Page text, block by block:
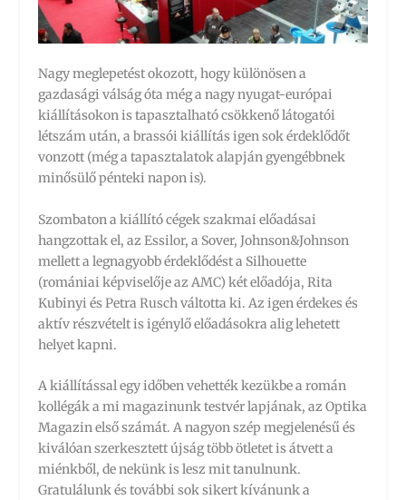
Nagy meglepetést okozott, hogy különösen a
gazdasági válság óta még a nagy nyugat-európai
kiállításokon is tapasztalható csökkenő látogatói
létszám után, a brassói kiállítás igen sok érdeklődőt
vonzott (még a tapasztalatok alapján gyengébbnek
minősülő pénteki napon is).
Szombaton a kiállító cégek szakmai előadásai
hangzottak el, az Essilor, a Sover, Johnson&Johnson
mellett a legnagyobb érdeklődést a Silhouette
(romániai képviselője az AMC) két előadója, Rita
Kubinyi és Petra Rusch váltotta ki. Az igen érdekes és
aktív részvételt is igénylő előadásokra alig lehetett
helyet kapni.
A kiállítással egy időben vehették kezükbe a román
kollégák a mi magazinunk testvér lapjának, az Optika
Magazin első számát. A nagyon szép megjelenésű és
kiválóan szerkesztett újság több ötletet is átvett a
miénkből, de nekünk is lesz mit tanulnunk.
Gratulálunk és további sok sikert kívánunk a